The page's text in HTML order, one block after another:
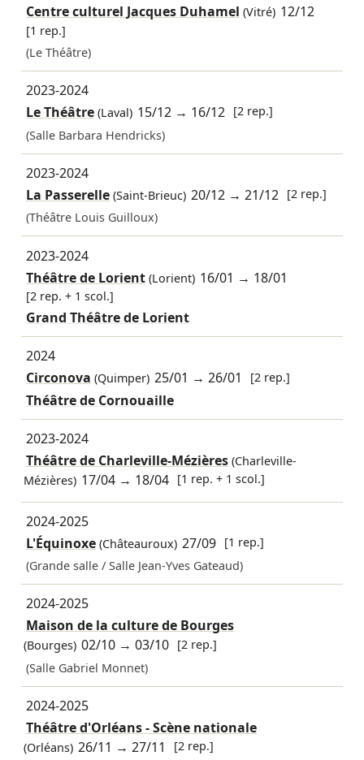
Centre culturel Jacques Duhamel (Vitré) 12/12
[1 rep.]
(Le Théâtre)
2023-2024
Le Théâtre(Laval) 15/12 → 16/12 [2 rep.]
(Salle Barbara Hendricks)
2023-2024
La Passerelle(Saint-Brieuc) 20/12 →21/12 [2 rep.]
(Théâtre Louis Guilloux)
2023-2024
Théâtre de Lorient(Lorient) 16/01 → 18/01
[2 rep. + 1 scol.]
Grand Théâtre de Lorient
2024
Circonova (Quimper) 25/01 →26/01 [2 rep.]
Théâtre de Cornouaille
2023-2024
Théâtre de Charleville-Mézières(Charleville-
Mézières) 17/04 → 18/04 [1 rep. + 1 scol.]
2024-2025
L'Équinoxe(Châteauroux) 27/09 [1 rep.]
(Grande salle / Salle Jean-Yves Gateaud)
2024-2025
Maison de la culture de Bourges
(Bourges) 02/10 →03/10 [2 rep.]
(Salle Gabriel Monnet)
2024-2025
Théâtre d'Orléans - Scène nationale
(Orléans) 26/11 →27/11 [2 rep.]